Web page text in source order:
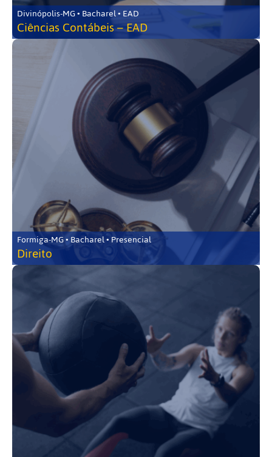
Divinópolis-MG • Bacharel • EAD
Ciências Contábeis – EAD
Formiga-MG • Bacharel • Presencial
Direito